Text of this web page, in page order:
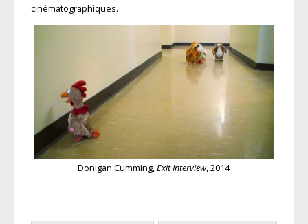
cinématographiques.
Donigan Cumming,Exit Interview, 2014